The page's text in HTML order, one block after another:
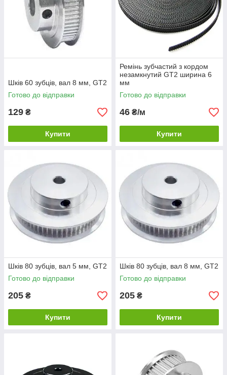
Шків 60 зубців, вал 8 мм, GT2
Готово до відправки
129 ₴
Купити
Ремінь зубчастий з кордом
незамкнутий GT2 ширина 6
мм
Готово до відправки
46 ₴/м
Купити
Шків 80 зубців, вал 5 мм, GT2
Готово до відправки
205 ₴
Купити
Шків 80 зубців, вал 8 мм, GT2
Готово до відправки
205 ₴
Купити